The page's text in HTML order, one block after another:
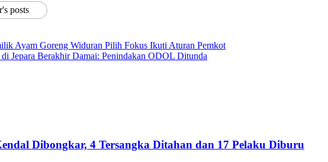
posts
Ayam Goreng Widuran Pilih Fokus Ikuti Aturan Pemkot
Jepara Berakhir Damai: Penindakan ODOL Ditunda
Dibongkar, 4 Tersangka Ditahan dan 17 Pelaku Diburu